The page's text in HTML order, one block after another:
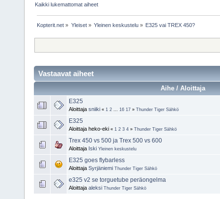
Kaikki lukemattomat aiheet
Kopterit.net » Yleiset» Yleinen keskustelu» E325 vai TREX 450?
Vastaavat aiheet
Aihe / Aloittaja
E325
Aloittaja sniiki « 1 2 ... 16 17 » Thunder Tiger Sähkö
E325
Aloittaja heko-eki « 1 2 3 4 » Thunder Tiger Sähkö
Trex 450 vs 500 ja Trex 500 vs 600
Aloittaja Iski Yleinen keskustelu
E325 goes flybarless
Aloittaja Syrjäniemi Thunder Tiger Sähkö
e325 v2 se torguetube peräongelma
Aloittaja aleksi Thunder Tiger Sähkö